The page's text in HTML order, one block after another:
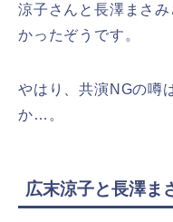
涼子さんと長澤まさ
かったぞうです。
やはり、共演NGの噂
か…。
広末涼子と長澤ま